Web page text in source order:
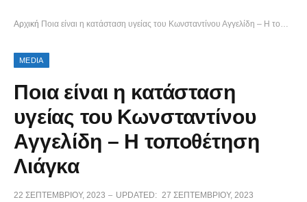
Αρχική Ποια είναι η κατάσταση υγείας του Κωνσταντίνου Αγγελίδη – Η τοποθέτηση Λιάγκα
MEDIA
Ποια είναι η κατάσταση
υγείας του Κωνσταντίνου
Αγγελίδη – Η τοποθέτηση
Λιάγκα
22 ΣΕΠΤΕΜΒΡΊΟΥ, 2023 UPDATED: 27 ΣΕΠΤΕΜΒΡΊΟΥ, 2023